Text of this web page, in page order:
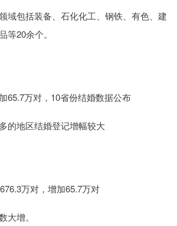
域包括装备、石化化工、钢铁、有色、建
等20余个。
65.7万对，10省份结婚数据公布
的地区结婚登记增幅较大
万对，增加65.7万对
大增。